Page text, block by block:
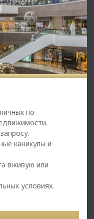
по
каникулы и
вживую или
условиях.